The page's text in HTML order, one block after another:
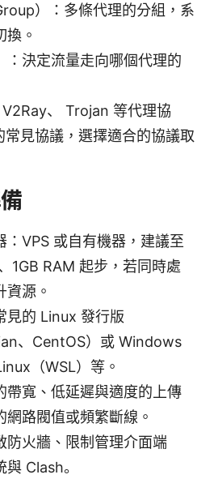
）：多條代理的分組，系
換。
：決定流量走向哪個代理的
、 Trojan 等代理協
見協議，選擇適合的協議取
：VPS 或自有機器，建議至
1GB RAM 起步，若同時處
資源。
見的 Linux 發行版
、CentOS）或 Windows
（WSL）等。
帶寬、低延遲與適度的上傳
網路閥值或頻繁斷線。
防火牆、限制管理介面端
Clash。